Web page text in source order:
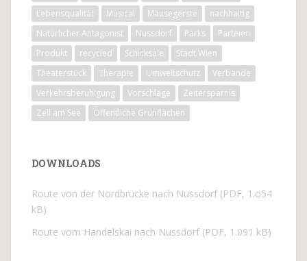
Lebensqualität
Musical Mäusegerste
nachhaltig
Natürlicher Antagonist
Nussdorf Parks
Parteien
Produkt
recycled Schicksale
Stadt Wien
Theaterstück
Therapie Umweltschutz
Verbände
Verkehrsberuhigung
Vorschläge
Zeitersparnis
Zell am See
Öffentliche Grünflächen
DOWNLOADS
Route von der Nordbrücke nach Nussdorf (PDF, 1.o54
kB)
Route vom Handelskai nach Nussdorf (PDF, 1.091 kB)